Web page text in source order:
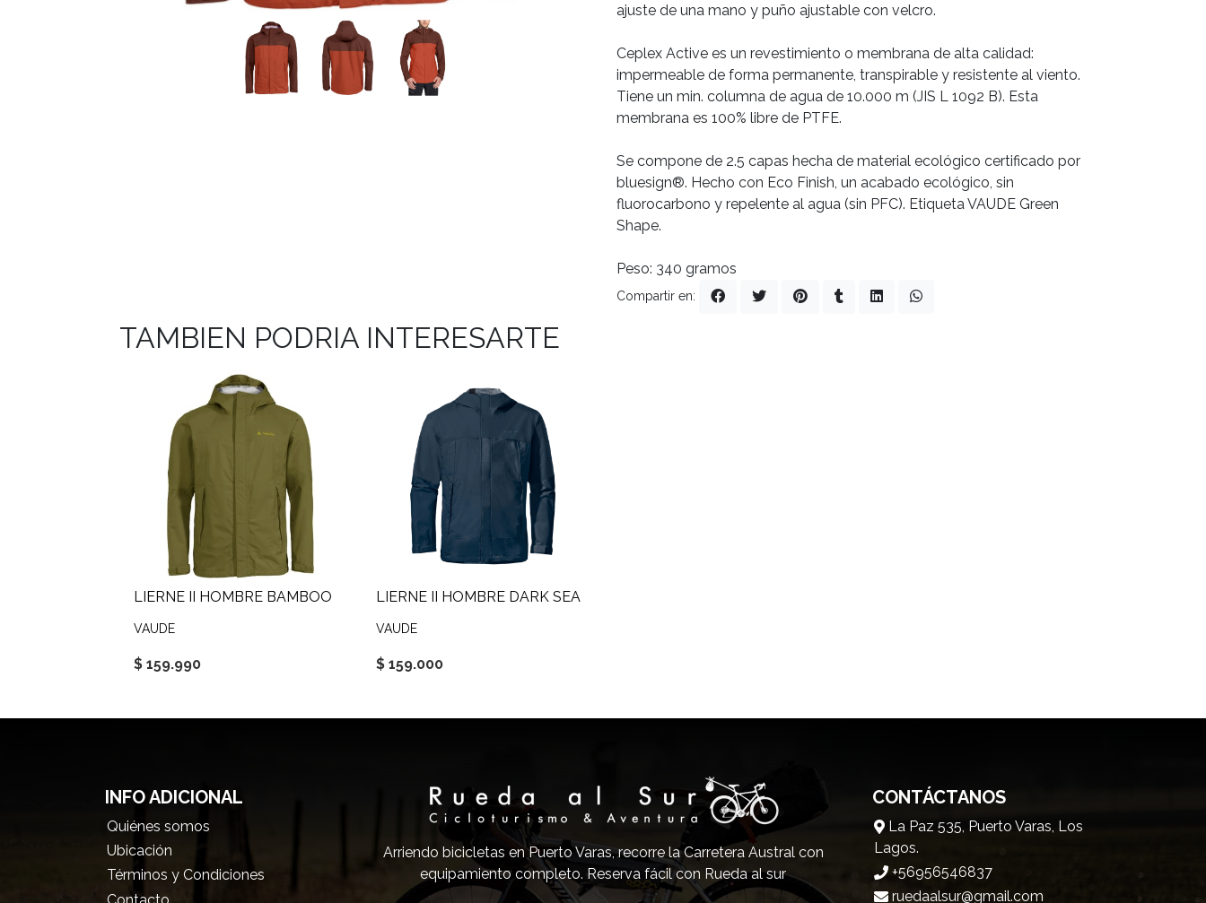
ajuste de una mano y puño ajustable con velcro.
Ceplex Active es un revestimiento o membrana de alta calidad:
impermeable de forma permanente, transpirable y resistente al viento.
Tiene un min. columna de agua de 10.000 m (JIS L 1092 B). Esta
membrana es 100% libre de PTFE.
Se compone de 2.5 capas hecha de material ecológico certificado por
bluesign®. Hecho con Eco Finish, un acabado ecológico, sin
fluorocarbono y repelente al agua (sin PFC). Etiqueta VAUDE Green
Shape.
Peso: 340 gramos
Compartir en:
TAMBIEN PODRIA INTERESARTE
LIERNE II HOMBRE BAMBOO
VAUDE
$ 159.990
LIERNE II HOMBRE DARK SEA
VAUDE
$ 159.000
INFO ADICIONAL
Quiénes somos
Ubicación
Términos y Condiciones
Arriendo bicicletas en Puerto Varas, recorre la Carretera Austral con
equipamiento completo. Reserva fácil con Rueda al sur
CONTÁCTANOS
La Paz 535, Puerto Varas, Los
Lagos.
+56956546837
ruedaalsur@gmail.com